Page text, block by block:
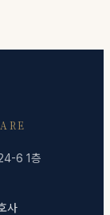
6 1층
사